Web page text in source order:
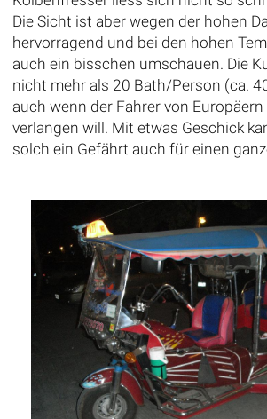
Die Sicht ist aber wegen der hohen
hervorragend und bei den hohen
auch ein bisschen umschauen. Die
nicht mehr als 20 Bath/Person (ca.
auch wenn der Fahrer von
verlangen will. Mit etwas Geschick
solch ein Gefährt auch für einen